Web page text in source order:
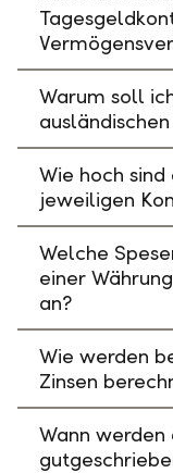
Warum soll
Wie hoch
jeweiligen
Welche
einer
an?
Wie werden
Zinsen
Wann werden